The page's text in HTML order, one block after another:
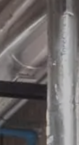
Predictief
Hospitality &
Koolstofarm